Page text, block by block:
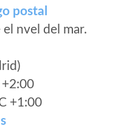
postal
nvel del mar.
+2:00
+1:00